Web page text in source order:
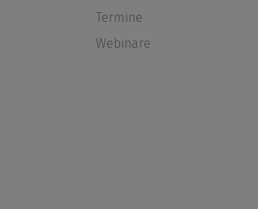
Termine
Webinare